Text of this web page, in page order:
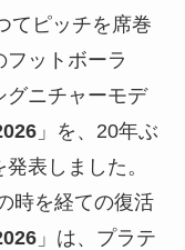
てピッチを席巻
フットボーラ
グニチャーモデ
」を、20年ぶ
表しました。
時を経ての復活
」は、プラテ